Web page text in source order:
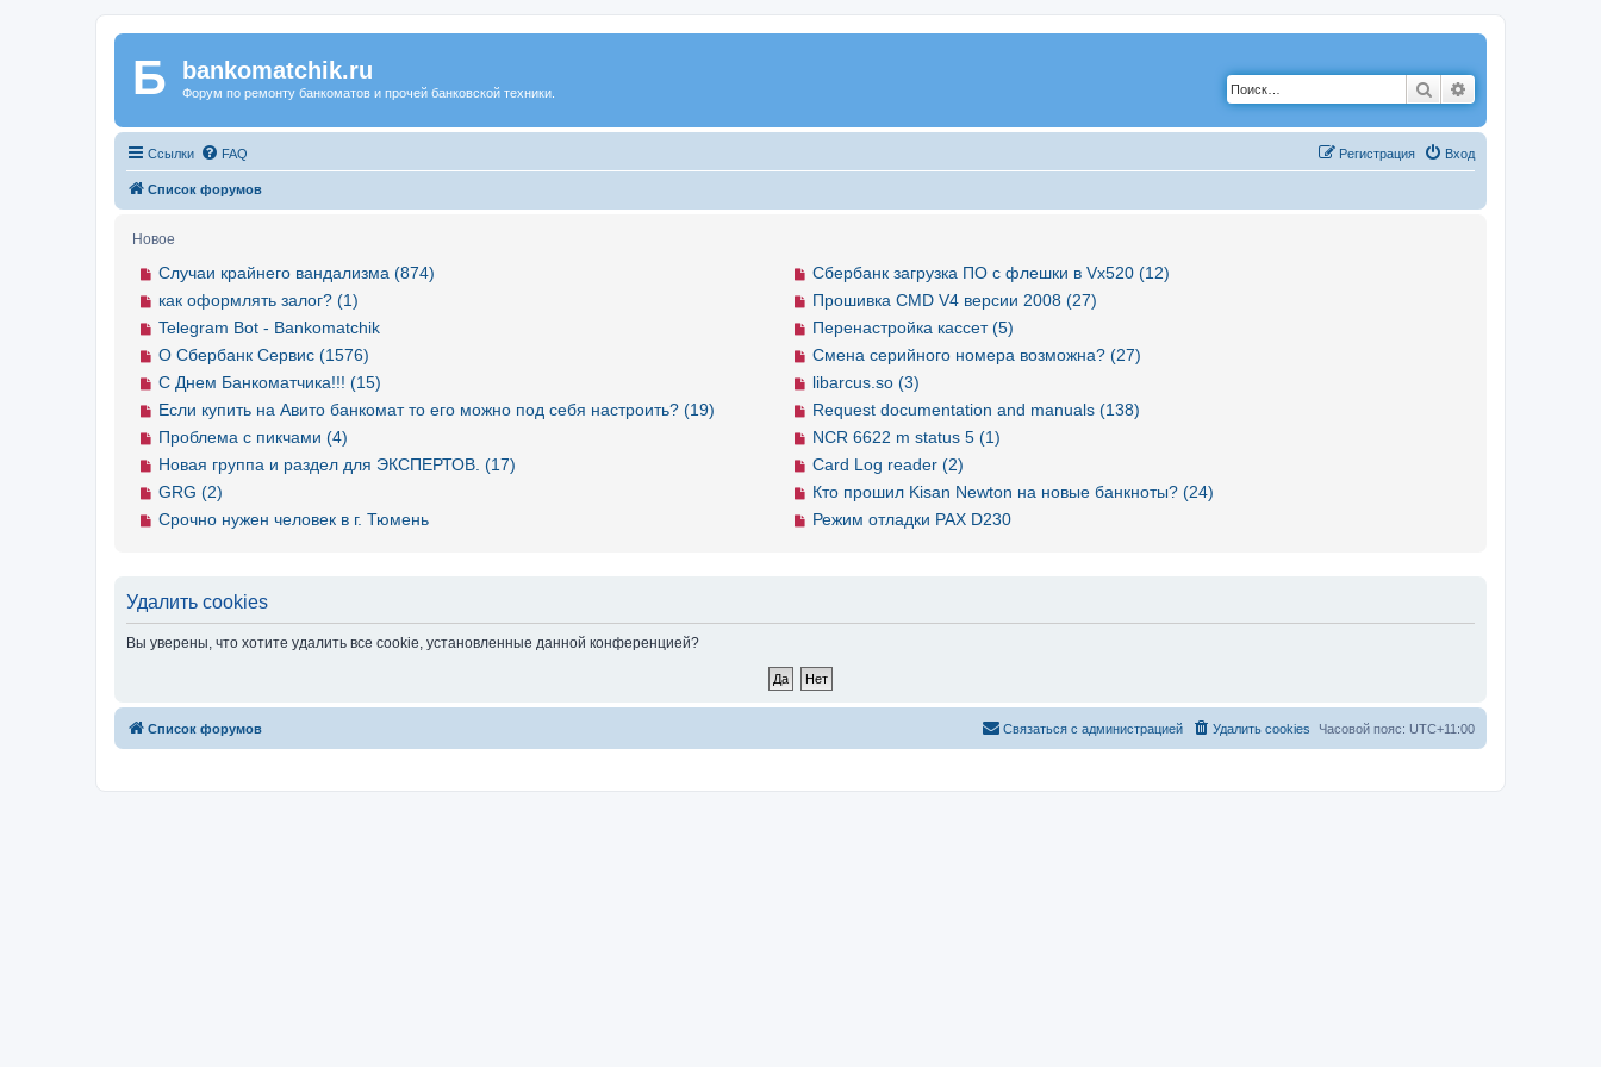
Регистрация
Б bankomatchik.ru
Форум по ремонту банкоматов и прочей банковской техники. Поиск
Ссылки FAQ Вход
Регистрация
Список форумов
Новое
Сбербанк загрузка ПО с флешки в Vx520 (12)
Прошивка CMD V4 версии 2008 (27)
Перенастройка кассет (5)
Смена серийного номера возможна? (27)
libarcus.so (3)
Request documentation and manuals (138)
NCR 6622 m status 5 (1)
Card Log reader (2)
Кто прошил Kisan Newton на новые банкноты? (24)
Режим отладки PAX D230
Случаи крайнего вандализма (874)
как оформлять залог? (1)
Telegram Bot - Bankomatchik
О Сбербанк Сервис (1576)
С Днем Банкоматчика!!! (15)
Если купить на Авито банкомат то его можно под себя настроить? (19)
Проблема с пикчами (4)
Новая группа и раздел для ЭКСПЕРТОВ. (17)
GRG (2)
Срочно нужен человек в г. Тюмень
Удалить cookies
Вы уверены, что хотите удалить все cookie, установленные данной конференцией?
Список форумов Часовой пояс: UTC+11:00
Удалить cookies
Связаться с
Связаться с администрацией